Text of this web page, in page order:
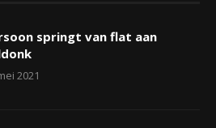
springt van flat aan
2021